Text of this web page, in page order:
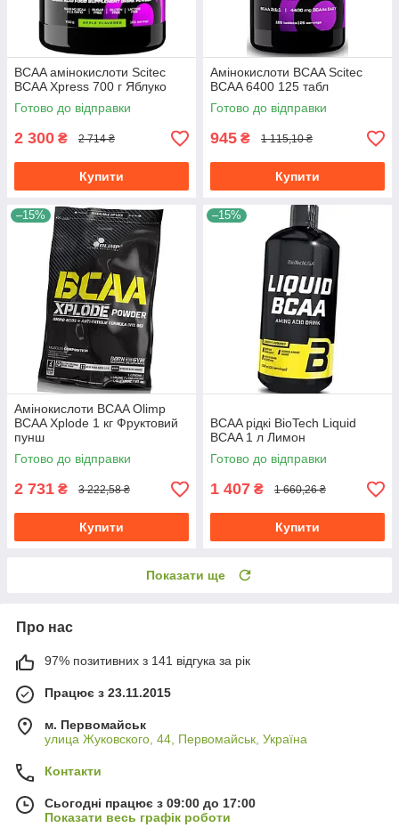
BCAA амінокислоти Scitec
BCAA Xpress 700 г Яблуко
Готово до відправки
2 300 ₴ 2 714 ₴
Купити
Амінокислоти BCAA Scitec
BCAA 6400 125 табл
Готово до відправки
945 ₴ 1 115,10 ₴
Купити
–15%
Амінокислоти BCAA Olimp
BCAA Xplode 1 кг Фруктовий
пунш
Готово до відправки
2 731 ₴ 3 222,58 ₴
Купити
–15%
BCAA рідкі BioTech Liquid
BCAA 1 л Лимон
Готово до відправки
1 407 ₴ 1 660,26 ₴
Купити
Показати ще
Про нас
97% позитивних з 141 відгука за рік
Працює з 23.11.2015
м. Первомайськ
улица Жуковского, 44, Первомайськ, Україна
Контакти
Сьогодні працює з 09:00 до 17:00
Показати весь графік роботи